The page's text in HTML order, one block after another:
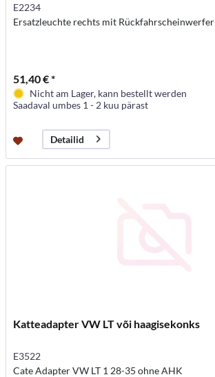
E2234
Ersatzleuchte rechts mit Rückfahrscheinwerfer
51,40 € *
Nicht am Lager, kann bestellt werden
Saadaval umbes 1 - 2 kuu pärast
Detailid
Katteadapter VW LT või haagisekonks
E3522
Cate Adapter VW LT 1 28-35 ohne AHK